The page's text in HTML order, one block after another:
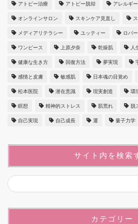
アトピー治療 アトピー脱却 アレルギー
オンラインサロン スキンケア見直し
メディアリテラシー ユッティー ロバ
ワンピース 上原夕奈 乾燥肌 人
健康な生き方 回復方法 夢実現
感情と皮膚 敏感肌 日本魂の目覚め
松本医院 潜在意識 現実創造 環
瞑想 精神的ストレス 肌荒れ 脱
自己実現 自己成長 運 量子力学
サイト内を検索
カテゴリー